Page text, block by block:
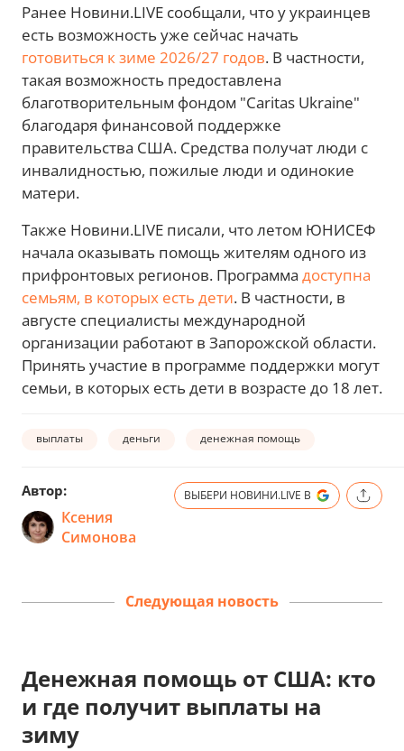
Ранее Новини.LIVE сообщали, что у украинцев
есть возможность уже сейчас начать
готовиться к зиме 2026/27 годов. В частности,
такая возможность предоставлена
благотворительным фондом "Caritas Ukraine"
благодаря финансовой поддержке
правительства США. Средства получат люди с
инвалидностью, пожилые люди и одинокие
матери.
Также Новини.LIVE писали, что летом ЮНИСЕФ
начала оказывать помощь жителям одного из
прифронтовых регионов. Программа доступна
семьям, в которых есть дети. В частности, в
августе специалисты международной
организации работают в Запорожской области.
Принять участие в программе поддержки могут
семьи, в которых есть дети в возрасте до 18 лет.
выплаты деньги денежная помощь
Автор:
Ксения
Симонова
ВЫБЕРИ НОВИНИ.LIVE В
Следующая новость
Денежная помощь от США: кто
и где получит выплаты на
зиму